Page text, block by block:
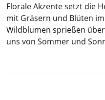
Flo­ra­le Ak­zen­te setzt die
mit Grä­sern und Blü­ten
Wild­blu­men sprie­ßen
uns von Som­mer und